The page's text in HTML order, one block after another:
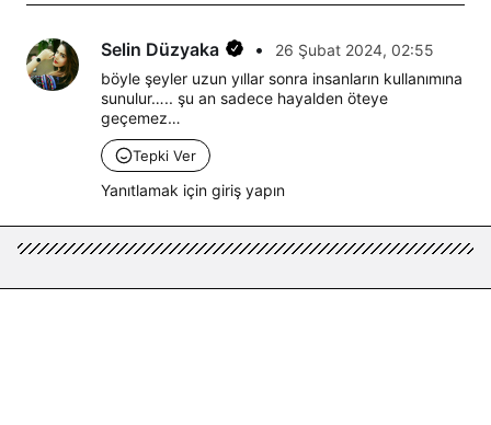
Selin Düzyaka •
26 Şubat 2024, 02:55
böyle şeyler uzun yıllar sonra insanların kullanımına
sunulur….. şu an sadece hayalden öteye
geçemez…
Tepki Ver
Yanıtlamak için giriş yapın